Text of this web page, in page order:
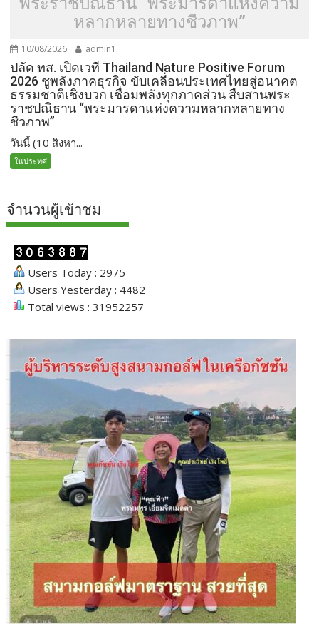
หลากหลายทางชีวภาพ”
10/08/2026 admin1
ปลัด ทส. เปิดเวที Thailand Nature Positive Forum
2026 ชูพลังภาคธุรกิจ ขับเคลื่อนประเทศไทยสู่อนาคต
ธรรมชาติเชิงบวก เชื่อมพลังทุกภาคส่วน สืบสานพระ
ราชปณิธาน “พระมารดาแห่งความหลากหลายทาง
ชีวภาพ”
วันนี้ (10 สิงหา...
ในประทศ
จำนวนผู้เข้าชม
Users Today : 2975
Users Yesterday : 4482
Total views : 31952257